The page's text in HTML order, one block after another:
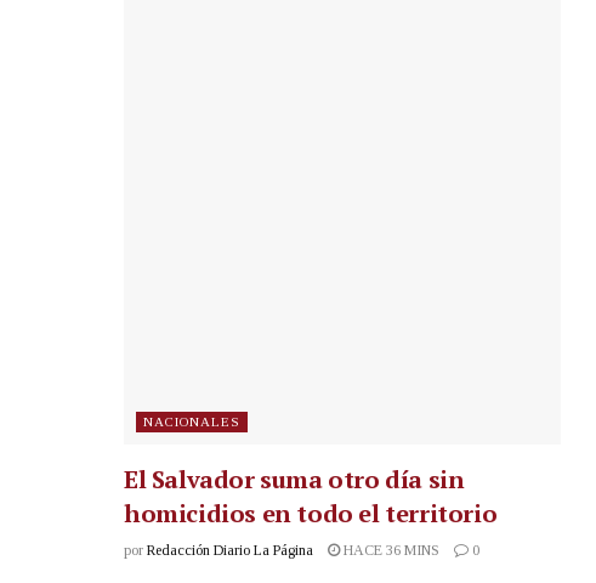
NACIONALES
El Salvador suma otro día sin
homicidios en todo el territorio
por Redacción Diario La Página HACE 36 MINS 0